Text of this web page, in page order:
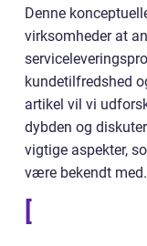
Denne
virksomheder at
kundetilfredshed
artikel vil vi
dybden og
vigtige aspekter,
være bekendt med.
[